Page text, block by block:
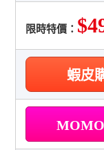
限時特價：
蝦皮